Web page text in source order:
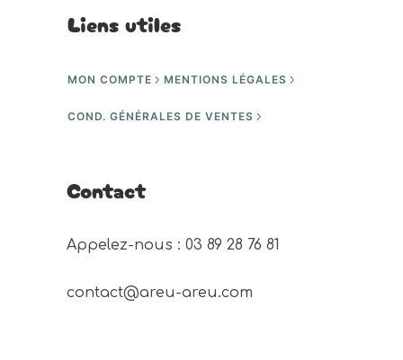
Liens utiles
MON COMPTE MENTIONS LÉGALES
COND. GÉNÉRALES DE VENTES
Contact
Appelez-nous : 03 89 28 76 81
contact@areu-areu.com